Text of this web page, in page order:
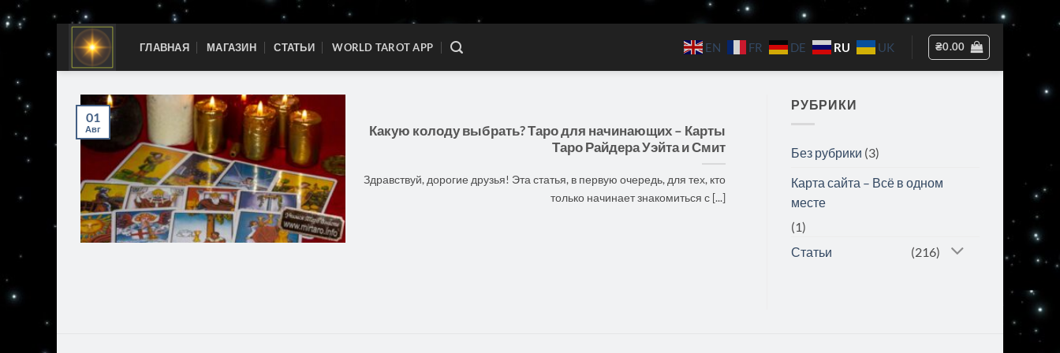
Skip
content
ГЛАВНАЯ МАГАЗИН СТАТЬИ WORLD TAROT APP EN FR DE RU UK ₴0.00
Какую колоду выбрать? Таро для начинающих – Карты
Таро Райдера Уэйта и Смит
Здравствуй, дорогие друзья! Эта статья, в первую очередь, для тех, кто
только начинает знакомиться с [...]
01
Авг
РУБРИКИ
Без рубрики (3)
Карта сайта – Всё в одном
месте
(1)
Статьи
(216)